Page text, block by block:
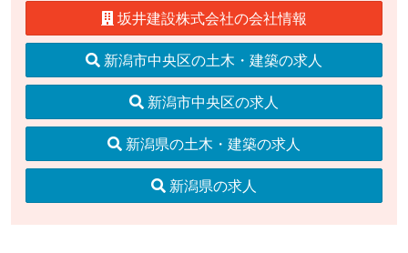
坂井建設株式会社の会社情報
新潟市中央区の土木・建築の求人
新潟市中央区の求人
新潟県の土木・建築の求人
新潟県の求人